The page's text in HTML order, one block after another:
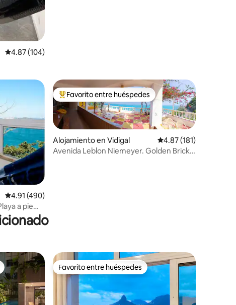
Calificación promedio: 4.87 de 5, 104 reseñas
4.87 (104)
Calificación promedio: 4.91 de 5, 490 reseñas
4.91 (490)
a pie
Favorito entre huéspedes preferido
Favorito entre huéspedes
Alojamiento en Vidigal Calificación promedio:
4.87 (181)
Avenida Leblon Niemeyer. Golden Bricks
Favorito entre huéspedes
Favorito entre huéspedes